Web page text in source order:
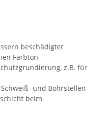
beschädigter
Farbton
z.B. für
und Bohrstellen
beim